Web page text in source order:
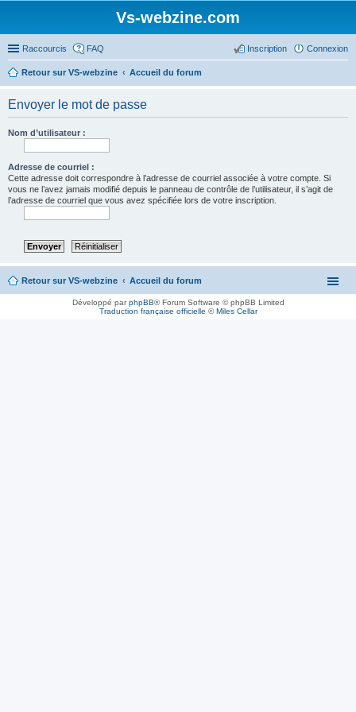
Vs-webzine.com
Raccourcis FAQ Connexion
Inscription
Retour sur VS-webzine Accueil du forum
Envoyer le mot de passe
Nom d’utilisateur :
Adresse de courriel :
Cette adresse doit correspondre à l’adresse de courriel associée à votre compte. Si
vous ne l’avez jamais modifié depuis le panneau de contrôle de l’utilisateur, il s’agit de
l’adresse de courriel que vous avez spécifiée lors de votre inscription.
Retour sur VS-webzine Accueil du forum
Développé parphpBB® Forum Software © phpBB Limited
Traduction française officielle ©Miles Cellar